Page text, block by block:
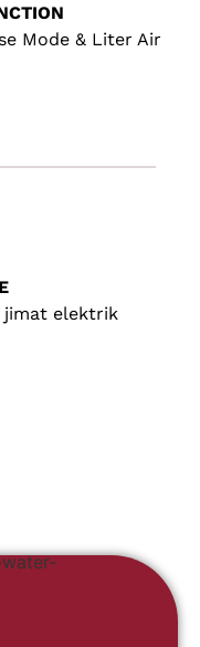
Mode & Liter Air
jimat elektrik